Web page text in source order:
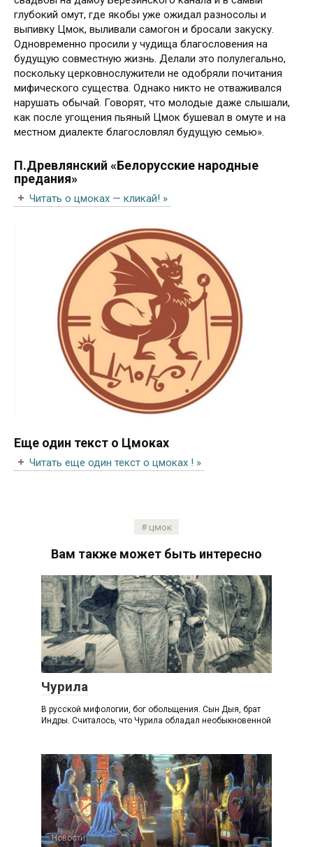
глубокий омут, где якобы уже ожидал разносолы и
выпивку Цмок, выливали самогон и бросали закуску.
Одновременно просили у чудища благословения на
будущую совместную жизнь. Делали это полулегально,
поскольку церковнослужители не одобряли почитания
мифического существа. Однако никто не отваживался
нарушать обычай. Говорят, что молодые даже слышали,
как после угощения пьяный Цмок бушевал в омуте и на
местном диалекте благословлял будущую семью».
П.Древлянский «Белорусские народные
предания»
Читать о цмоках — кликай! »
Еще один текст о Цмоках
Читать еще один текст о цмоках ! »
цмок
Вам также может быть интересно
Ч
Чурила
В русской мифологии, бог обольщения. Сын Дыя, брат
Индры. Считалось, что Чурила обладал необыкновенной
Новости